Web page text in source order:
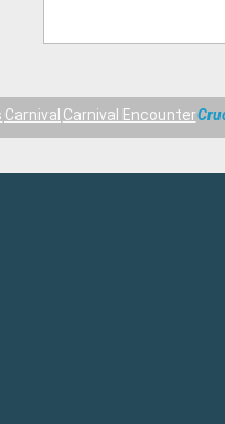
Carnival Carnival Encounter